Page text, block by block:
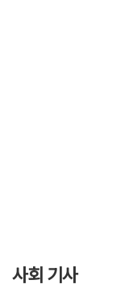
사회 기사